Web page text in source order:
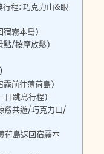
程: 巧克力山&眼
宿霧本島)
點/按摩放鬆)
)
霧前往薄荷島)
日跳島行程)
鯊共遊/巧克力山/
荷島返回宿霧本